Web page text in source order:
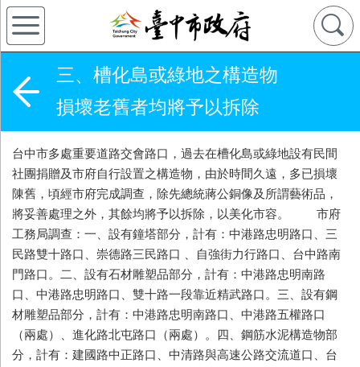
三、槽化島或綠地之構造物
損壞老舊者均將予以拆除
台中市多處重要道路交會路口，過去在槽化島或綠地設有民間
社團捐贈及市府自行設置之構造物，由於時間久遠，多已損壞
陳舊，頃經市府完成調查，除先總統蔣公銅像及所謂藝術品，
將妥善處理之外，其餘均將予以拆除，以美化市容。 市府
工務局調查：一、設有鐘塔部分，計有：中港路忠明路口、三
民路雙十路口、崇德路三民路口 、自強街力行路口、台中路南
門路口。二、設有石材雕塑品部分，計有：中港路忠明南路
口、中港路忠明路口、雙十路一段靠近精武路口。三、設有鋼
材雕塑品部分，計有：中港路忠明南路口、中港路五權路口
（兩處）、進化路北屯路口（兩處）。四、鋼筋水泥構造物部
分，計有：建國路中正路口、中清路與高速公路交流道口、台